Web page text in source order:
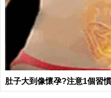
肚子大到像懷孕?注意1個習